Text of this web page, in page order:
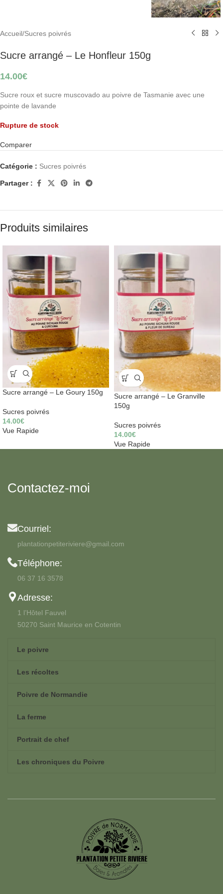
Accueil/Sucres poivrés
Sucre arrangé – Le Honfleur 150g
14.00€
Sucre roux et sucre muscovado au poivre de Tasmanie avec une
pointe de lavande
Rupture de stock
Comparer
Catégorie : Sucres poivrés
Partager :
Produits similaires
Sucre arrangé – Le Goury 150g
Sucres poivrés
14.00€
Vue Rapide
Sucre arrangé – Le Granville
150g
Sucres poivrés
14.00€
Vue Rapide
Contactez-moi
Courriel:
plantationpetiteriviere@gmail.com
Téléphone:
06 37 16 3578
Adresse:
1 l’Hôtel Fauvel
50270 Saint Maurice en Cotentin
Le poivre
Les récoltes
Poivre de Normandie
La ferme
Portrait de chef
Les chroniques du Poivre